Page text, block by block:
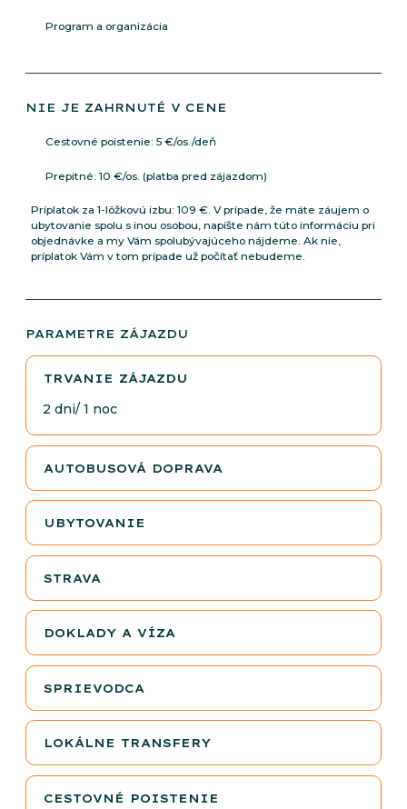
Program a organizácia
NIE JE ZAHRNUTÉ V CENE
Cestovné poistenie: 5 €/os./deň
Prepitné: 10 €/os. (platba pred zájazdom)
Príplatok za 1-lôžkovú izbu: 109 €. V prípade, že máte záujem o
ubytovanie spolu s inou osobou, napíšte nám túto informáciu pri
objednávke a my Vám spolubývajúceho nájdeme. Ak nie,
príplatok Vám v tom prípade už počítať nebudeme.
PARAMETRE ZÁJAZDU
TRVANIE ZÁJAZDU
2 dni/ 1 noc
AUTOBUSOVÁ DOPRAVA
UBYTOVANIE
STRAVA
DOKLADY A VÍZA
SPRIEVODCA
LOKÁLNE TRANSFERY
CESTOVNÉ POISTENIE